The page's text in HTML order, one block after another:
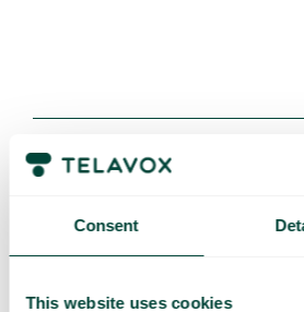
Consent
This website uses cookies
Pyydä
räätälöity
esittely ja